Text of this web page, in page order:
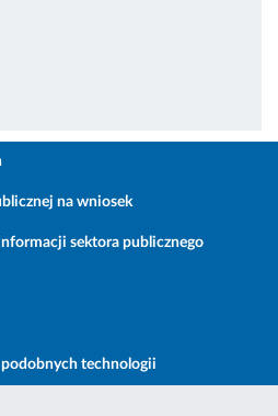
na wniosek
sektora publicznego
technologii